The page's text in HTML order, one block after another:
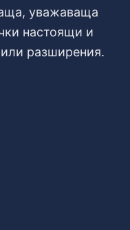
уважаваща
настоящи и
разширения.